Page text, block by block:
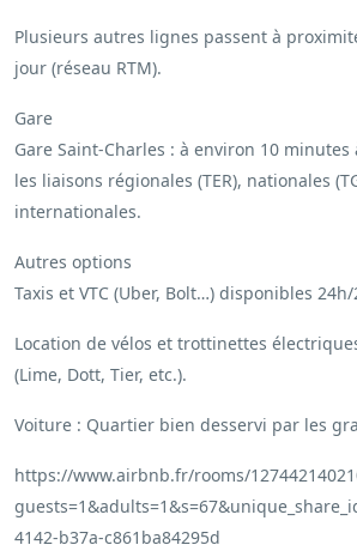
Plusieurs autres lignes passent à
jour (réseau RTM).
Gare
Gare Saint-Charles : à environ 10
les liaisons régionales (TER), nationales
internationales.
Autres options
Taxis et VTC (Uber, Bolt…) disponibles 24h/
Location de vélos et trottinettes
(Lime, Dott, Tier, etc.).
Voiture : Quartier bien desservi par les
https://www.airbnb.fr/rooms/
4142-b37a-c861ba84295d